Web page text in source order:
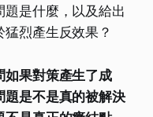
是什麼，以及給出
烈產生反效果？
如果對策產生了成
題是不是真的被解決